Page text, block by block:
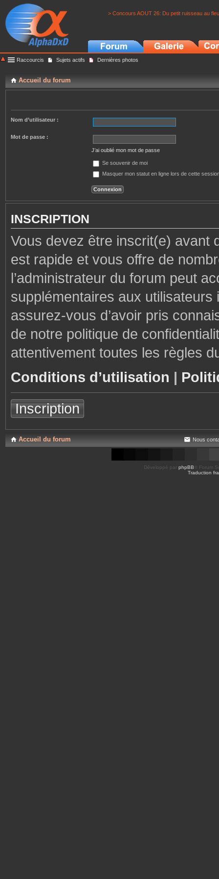
> Concours AOUT 26: Du petit ruisseau au
Raccourcis Sujets actifs Dernières photos
Accueil du forum
Nom d’utilisateur :
Mot de passe :
J’ai oublié mon mot de passe
Se souvenir de moi
Masquer mon statut en ligne lors de cette
INSCRIPTION
Vous devez être inscrit(e) avant
est rapide et vous offre de
l’administrateur du forum peut
supplémentaires aux
assurez-vous d’avoir pris
de notre politique de
attentivement toutes les règles
Conditions d’utilisation |
Inscription
Accueil du forum Nous
Développé par phpBB ® Forum
Traduction